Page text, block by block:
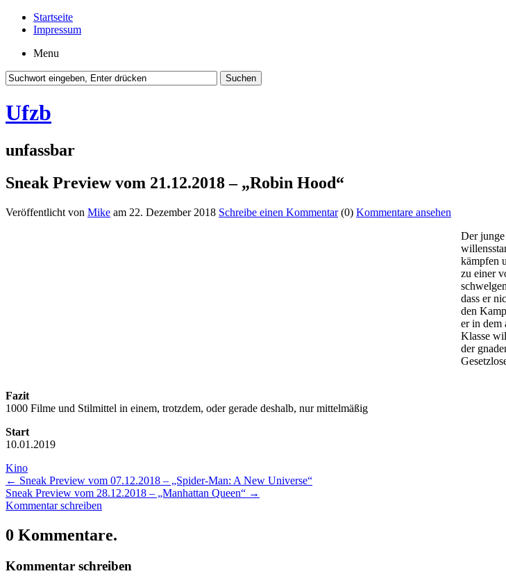
Startseite
Impressum
Menu
Ufzb
unfassbar
Sneak Preview vom 21.12.2018 – „Robin Hood“
Veröffentlicht von Mike am 22. Dezember 2018 Schreibe einen Kommentar(0) Kommentare ansehen
Der
kämpfen
zu einer
dass er
den
er in dem
Klasse
der
Fazit
1000 Filme und Stilmittel in einem, trotzdem, oder gerade deshalb, nur mittelmäßig
Start
10.01.2019
Kino
← Sneak Preview vom 07.12.2018 – „Spider-Man: A New Universe“
Sneak Preview vom 28.12.2018 – „Manhattan Queen“ →
Kommentar schreiben
0 Kommentare.
Kommentar schreiben